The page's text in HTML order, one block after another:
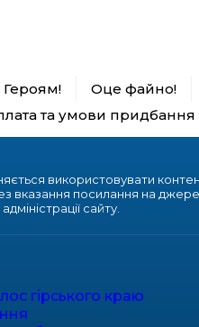
Героям! Оце файно!
та умови придбання
використовувати
вказання посилання на
сайту.
гірського краю